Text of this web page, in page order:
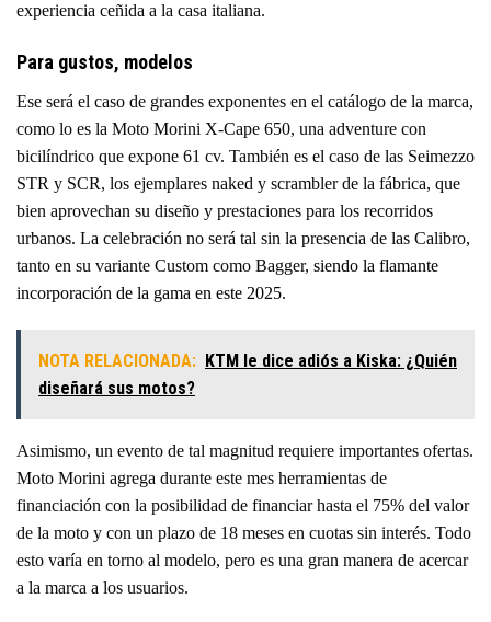
experiencia ceñida a la casa italiana.
Para gustos, modelos
Ese será el caso de grandes exponentes en el catálogo de la marca,
como lo es la Moto Morini X-Cape 650, una adventure con
bicilíndrico que expone 61 cv. También es el caso de las Seimezzo
STR y SCR, los ejemplares naked y scrambler de la fábrica, que
bien aprovechan su diseño y prestaciones para los recorridos
urbanos. La celebración no será tal sin la presencia de las Calibro,
tanto en su variante Custom como Bagger, siendo la flamante
incorporación de la gama en este 2025.
NOTA RELACIONADA: KTM le dice adiós a Kiska: ¿Quién
diseñará sus motos?
Asimismo, un evento de tal magnitud requiere importantes ofertas.
Moto Morini agrega durante este mes herramientas de
financiación con la posibilidad de financiar hasta el 75% del valor
de la moto y con un plazo de 18 meses en cuotas sin interés. Todo
esto varía en torno al modelo, pero es una gran manera de acercar
a la marca a los usuarios.